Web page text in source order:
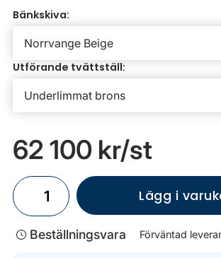
Bänkskiva:
Utförande tvättställ:
62 100 kr/st
Lägg i
Beställningsvara Förväntad